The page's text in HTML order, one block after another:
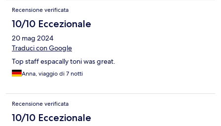
Recensione verificata
10/10 Eccezionale
20 mag 2024
Traduci con Google
Top staff espacally toni was great.
Anna, viaggio di 7 notti
Recensione verificata
10/10 Eccezionale